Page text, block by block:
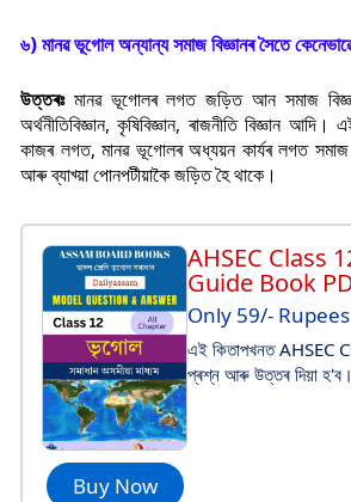
৬) মানৱ ভূগোল অন্যান্য সমাজ বিজ্ঞানৰ সৈতে
উত্তৰঃমানৱ ভূগোলৰ লগত জড়িত আন সমাজ
অৰ্থনীতিবিজ্ঞান, কৃষিবিজ্ঞান, ৰাজনীতি বিজ্ঞান
কাজৰ লগত, মানৱ ভূগোলৰ অধ্যয়ন কাৰ্যৰ লগত সমাজ
আৰু ব্যাখ্য়া পোনপটীয়াকৈ জড়িত হৈ থাকে।
Buy Now
AHSEC Class
Guide Book
Only 59/- Rupees
এই কিতাপখনত AHSEC
প্ৰশ্ন আৰু উত্তৰ দিয়া হ'ব।